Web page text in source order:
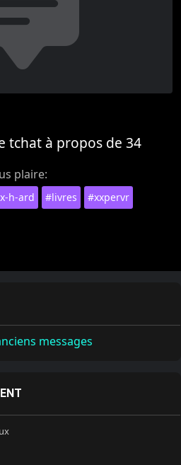
tchat à propos de 34
plaire:
h-ard #livres
#xxpervr
messages